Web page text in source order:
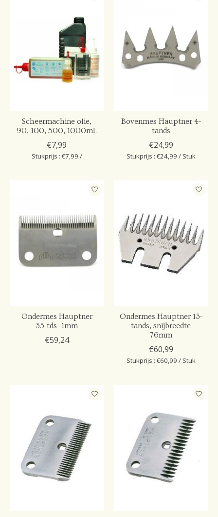
Scheermachine olie,
90, 100, 500, 1000ml.
€7,99
Stukprijs : €7,99 /
Bovenmes Hauptner 4-
tands
€24,99
Stukprijs : €24,99 / Stuk
Ondermes Hauptner
35-tds -1mm
€59,24
Ondermes Hauptner 13-
tands, snijbreedte
76mm
€60,99
Stukprijs : €60,99 / Stuk